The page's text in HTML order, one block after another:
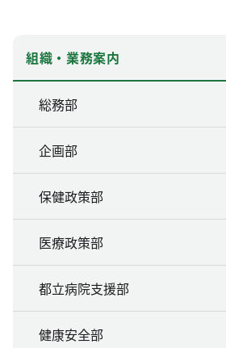
組織・業務案内
総務部
企画部
保健政策部
医療政策部
都立病院支援部
健康安全部